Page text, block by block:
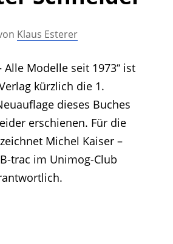
Archiv
Marke
Klaus Esterer
Alle Modelle seit 1973“ ist
kürzlich die 1.
dieses Buches
erschienen. Für die
Michel Kaiser –
trac im Unimog-Club